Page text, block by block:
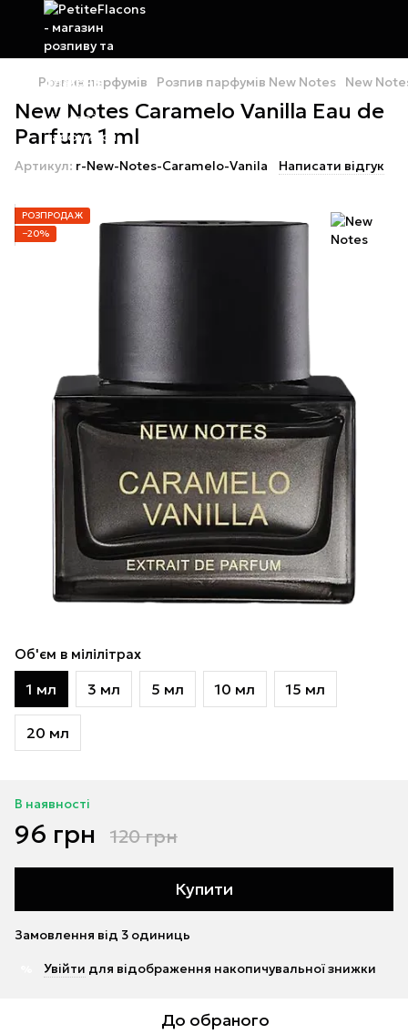
Розпив парфумів Розпив парфумів New Notes New
New Notes Caramelo Vanilla Eau de
Parfum 1 ml
Артикул: r-New-Notes-Caramelo-Vanila Написати відгук
РОЗПРОДАЖ
−20%
Об'єм в мілілітрах
1 мл 3 мл 5 мл 10 мл 15 мл
20 мл
В наявності
96 грн 120 грн
Купити
Замовлення від 3 одиниць
Увійти для відображення накопичувальної знижки
До обраного